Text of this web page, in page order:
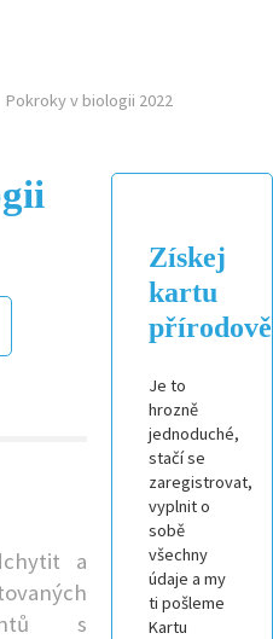
Pokroky v biologii 2022
a
s
Získej
kartu
Je to
hrozně
jednoduché,
stačí se
zaregistrovat,
vyplnit o
sobě
všechny
údaje a my
ti pošleme
Kartu